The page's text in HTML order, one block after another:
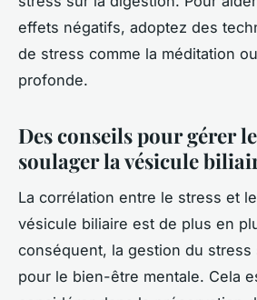
effets négatifs, adoptez des
de stress comme la méditation
profonde.
Des conseils pour gérer
soulager la vésicule
La corrélation entre le stress et
vésicule biliaire est de plus en
conséquent, la gestion du stress
pour le bien-être mentale. Cela